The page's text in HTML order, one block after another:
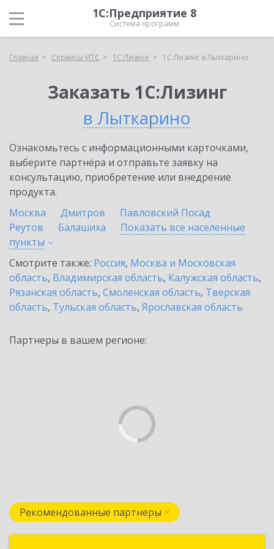
1С:Предприятие 8
Система программ
Главная Сервисы ИТС 1С:Лизинг 1С:Лизинг в Лыткарино
Заказать 1С:Лизинг
в Лыткарино
Ознакомьтесь с информационными карточками,
выберите партнёра и отправьте заявку на
консультацию, приобретение или внедрение
продукта.
Москва
Дмитров
Павловский Посад
Реутов
Балашиха
Показать все населенные
пункты
Смотрите также: Россия, Москва и Московская
область, Владимирская область, Калужская область,
Рязанская область, Смоленская область, Тверская
область, Тульская область, Ярославская область
Партнеры в вашем регионе:
Рекомендованные партнеры